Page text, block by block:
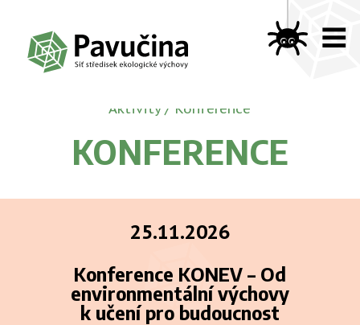
Aktivity / Konference
KONFERENCE
25.11.2026
Konference KONEV – Od
environmentální výchovy
k učení pro budoucnost